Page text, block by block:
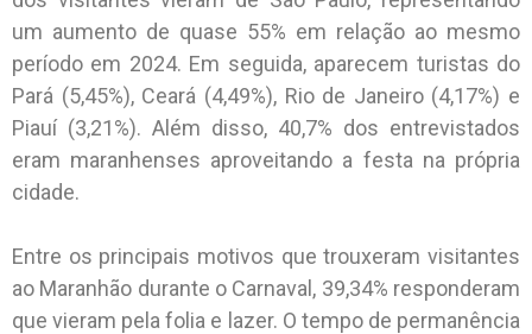
um aumento de quase 55% em relação ao mesmo
período em 2024. Em seguida, aparecem turistas do
Pará (5,45%), Ceará (4,49%), Rio de Janeiro (4,17%) e
Piauí (3,21%). Além disso, 40,7% dos entrevistados
eram maranhenses aproveitando a festa na própria
cidade.
Entre os principais motivos que trouxeram visitantes
ao Maranhão durante o Carnaval, 39,34% responderam
que vieram pela folia e lazer. O tempo de permanência